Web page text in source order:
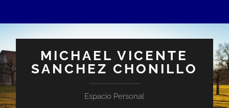
MICHAEL VICENTE
SANCHEZ CHONILLO
Espacio Personal